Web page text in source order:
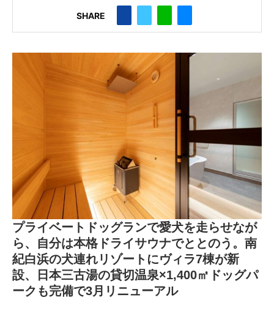
SHARE
プライベートドッグランで愛犬を走らせなが
ら、自分は本格ドライサウナでととのう。南
紀白浜の犬連れリゾートにヴィラ7棟が新
設、日本三古湯の貸切温泉×1,400㎡ドッグパ
ークも完備で3月リニューアル